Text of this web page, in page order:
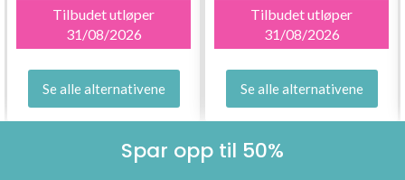
Tilbudet utløper
31/08/2026
Se alle alternativene
Tilbudet utløper
31/08/2026
Se alle alternativene
Spar opp til 50%